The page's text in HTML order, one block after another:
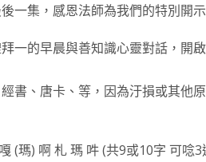
一集，感恩法師為我們的特別開
一的早晨與善知識心靈對話，開
書、唐卡、等，因為汙損或其他
(瑪) 啊 札 瑪 吽 (共9或10字 可唸